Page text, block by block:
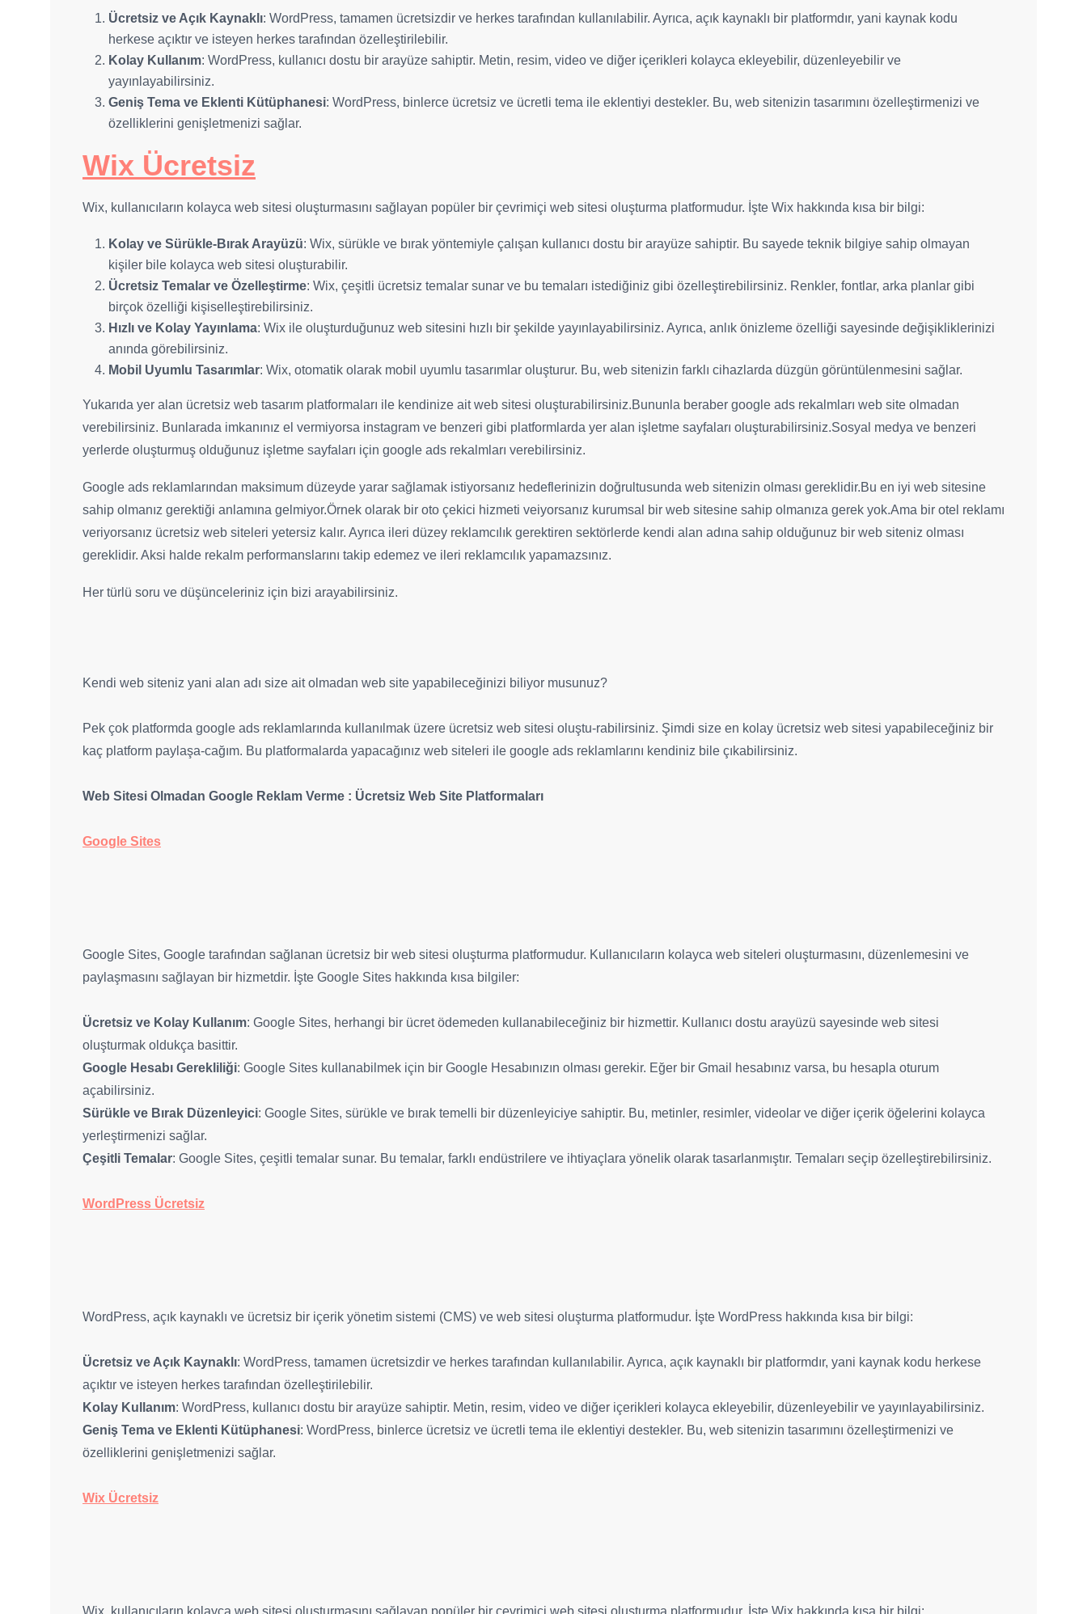
Ücretsiz ve Açık Kaynaklı: WordPress, tamamen ücretsizdir ve herkes tarafından kullanılabilir. Ayrıca, açık kaynaklı bir platformdır, yani kaynak kodu
herkese açıktır ve isteyen herkes tarafından özelleştirilebilir.
Kolay Kullanım: WordPress, kullanıcı dostu bir arayüze sahiptir. Metin, resim, video ve diğer içerikleri kolayca ekleyebilir, düzenleyebilir ve
yayınlayabilirsiniz.
Geniş Tema ve Eklenti Kütüphanesi: WordPress, binlerce ücretsiz ve ücretli tema ile eklentiyi destekler. Bu, web sitenizin tasarımını özelleştirmenizi ve
özelliklerini genişletmenizi sağlar.
Wix Ücretsiz
Wix, kullanıcıların kolayca web sitesi oluşturmasını sağlayan popüler bir çevrimiçi web sitesi oluşturma platformudur. İşte Wix hakkında kısa bir bilgi:
Kolay ve Sürükle-Bırak Arayüzü: Wix, sürükle ve bırak yöntemiyle çalışan kullanıcı dostu bir arayüze sahiptir. Bu sayede teknik bilgiye sahip olmayan
kişiler bile kolayca web sitesi oluşturabilir.
Ücretsiz Temalar ve Özelleştirme: Wix, çeşitli ücretsiz temalar sunar ve bu temaları istediğiniz gibi özelleştirebilirsiniz. Renkler, fontlar, arka planlar gibi
birçok özelliği kişiselleştirebilirsiniz.
Hızlı ve Kolay Yayınlama: Wix ile oluşturduğunuz web sitesini hızlı bir şekilde yayınlayabilirsiniz. Ayrıca, anlık önizleme özelliği sayesinde değişikliklerinizi
anında görebilirsiniz.
Mobil Uyumlu Tasarımlar: Wix, otomatik olarak mobil uyumlu tasarımlar oluşturur. Bu, web sitenizin farklı cihazlarda düzgün görüntülenmesini sağlar.
Yukarıda yer alan ücretsiz web tasarım platformaları ile kendinize ait web sitesi oluşturabilirsiniz.Bununla beraber google ads rekalmları web site olmadan
verebilirsiniz. Bunlarada imkanınız el vermiyorsa instagram ve benzeri gibi platformlarda yer alan işletme sayfaları oluşturabilirsiniz.Sosyal medya ve benzeri
yerlerde oluşturmuş olduğunuz işletme sayfaları için google ads rekalmları verebilirsiniz.
Google ads reklamlarından maksimum düzeyde yarar sağlamak istiyorsanız hedeflerinizin doğrultusunda web sitenizin olması gereklidir.Bu en iyi web sitesine
sahip olmanız gerektiği anlamına gelmiyor.Örnek olarak bir oto çekici hizmeti veiyorsanız kurumsal bir web sitesine sahip olmanıza gerek yok.Ama bir otel reklamı
veriyorsanız ücretsiz web siteleri yetersiz kalır. Ayrıca ileri düzey reklamcılık gerektiren sektörlerde kendi alan adına sahip olduğunuz bir web siteniz olması
gereklidir. Aksi halde rekalm performanslarını takip edemez ve ileri reklamcılık yapamazsınız.
Her türlü soru ve düşünceleriniz için bizi arayabilirsiniz.
Kendi web siteniz yani alan adı size ait olmadan web site yapabileceğinizi biliyor musunuz?
Pek çok platformda google ads reklamlarında kullanılmak üzere ücretsiz web sitesi oluştu-rabilirsiniz. Şimdi size en kolay ücretsiz web sitesi yapabileceğiniz bir
kaç platform paylaşa-cağım. Bu platformalarda yapacağınız web siteleri ile google ads reklamlarını kendiniz bile çıkabilirsiniz.
Web Sitesi Olmadan Google Reklam Verme : Ücretsiz Web Site Platformaları
Google Sites
Google Sites, Google tarafından sağlanan ücretsiz bir web sitesi oluşturma platformudur. Kullanıcıların kolayca web siteleri oluşturmasını, düzenlemesini ve
paylaşmasını sağlayan bir hizmetdir. İşte Google Sites hakkında kısa bilgiler:
Ücretsiz ve Kolay Kullanım: Google Sites, herhangi bir ücret ödemeden kullanabileceğiniz bir hizmettir. Kullanıcı dostu arayüzü sayesinde web sitesi
oluşturmak oldukça basittir.
Google Hesabı Gerekliliği: Google Sites kullanabilmek için bir Google Hesabınızın olması gerekir. Eğer bir Gmail hesabınız varsa, bu hesapla oturum
açabilirsiniz.
Sürükle ve Bırak Düzenleyici: Google Sites, sürükle ve bırak temelli bir düzenleyiciye sahiptir. Bu, metinler, resimler, videolar ve diğer içerik öğelerini kolayca
yerleştirmenizi sağlar.
Çeşitli Temalar: Google Sites, çeşitli temalar sunar. Bu temalar, farklı endüstrilere ve ihtiyaçlara yönelik olarak tasarlanmıştır. Temaları seçip özelleştirebilirsiniz.
WordPress Ücretsiz
WordPress, açık kaynaklı ve ücretsiz bir içerik yönetim sistemi (CMS) ve web sitesi oluşturma platformudur. İşte WordPress hakkında kısa bir bilgi:
Ücretsiz ve Açık Kaynaklı: WordPress, tamamen ücretsizdir ve herkes tarafından kullanılabilir. Ayrıca, açık kaynaklı bir platformdır, yani kaynak kodu herkese
açıktır ve isteyen herkes tarafından özelleştirilebilir.
Kolay Kullanım: WordPress, kullanıcı dostu bir arayüze sahiptir. Metin, resim, video ve diğer içerikleri kolayca ekleyebilir, düzenleyebilir ve yayınlayabilirsiniz.
Geniş Tema ve Eklenti Kütüphanesi: WordPress, binlerce ücretsiz ve ücretli tema ile eklentiyi destekler. Bu, web sitenizin tasarımını özelleştirmenizi ve
özelliklerini genişletmenizi sağlar.
Wix Ücretsiz
Wix, kullanıcıların kolayca web sitesi oluşturmasını sağlayan popüler bir çevrimiçi web sitesi oluşturma platformudur. İşte Wix hakkında kısa bir bilgi: